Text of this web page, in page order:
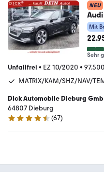
NEU
Mit
Sehr
Unfallfrei • EZ 10/2020 •
MATRIX/KAM/SHZ/NAV/
Dick Automobile Dieburg
64807 Dieburg
4.7 Sterne
(67)